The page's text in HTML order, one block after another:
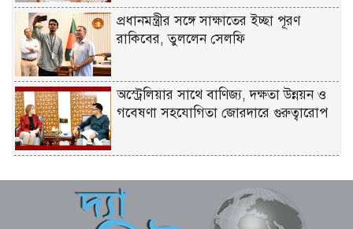
প্রধানমন্ত্রীর সঙ্গে সাক্ষাতের ইচ্ছা পূরণ
রাকিবের, তুললেন সেলফি
অস্ট্রেলিয়ার সাথে বাণিজ্য, দক্ষতা উন্নয়ন ও
গবেষণা সহযোগিতা জোরদারে গুরুত্বারোপ
সমাজের সমন্বিত ভূমিকা প্রয়োজন – স্বাস্থ্য